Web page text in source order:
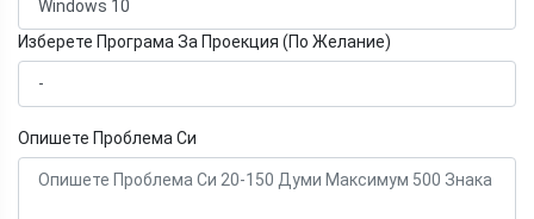
Изберете Програма За Проекция (По Желание)
Опишете Проблема Си